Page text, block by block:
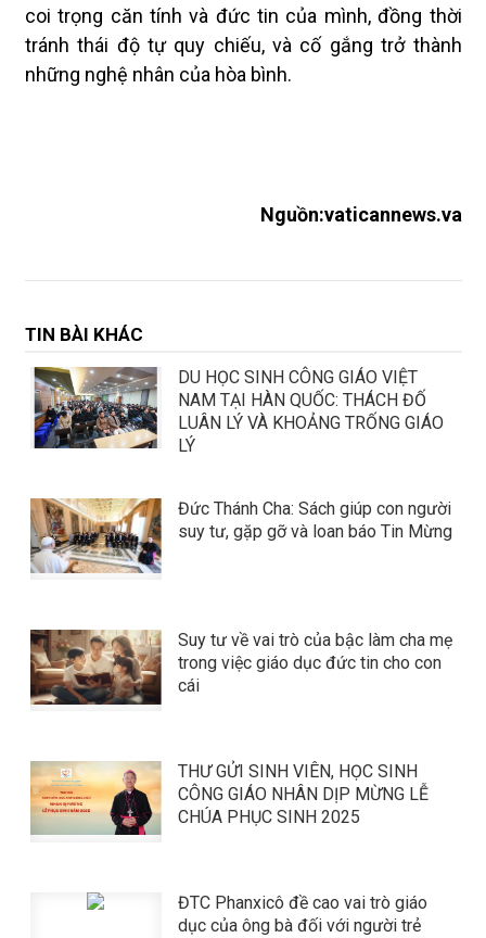
coi trọng căn tính và đức tin của mình, đồng thời
tránh thái độ tự quy chiếu, và cố gắng trở thành
những nghệ nhân của hòa bình.
Nguồn:vaticannews.va
TIN BÀI KHÁC
DU HỌC SINH CÔNG GIÁO VIỆT
NAM TẠI HÀN QUỐC: THÁCH ĐỐ
LUÂN LÝ VÀ KHOẢNG TRỐNG GIÁO
LÝ
​​​​​​​Đức Thánh Cha: Sách giúp con người
suy tư, gặp gỡ và loan báo Tin Mừng
Suy tư về vai trò của bậc làm cha mẹ
trong việc giáo dục đức tin cho con
cái
THƯ GỬI SINH VIÊN, HỌC SINH
CÔNG GIÁO NHÂN DỊP MỪNG LỄ
CHÚA PHỤC SINH 2025
ĐTC Phanxicô đề cao vai trò giáo
dục của ông bà đối với người trẻ